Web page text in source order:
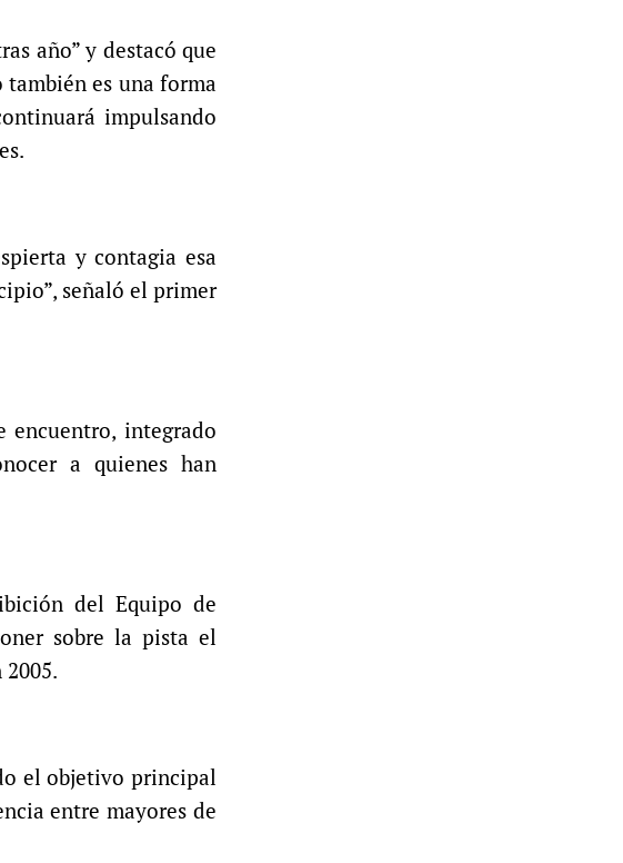
año” y destacó que
es una forma
impulsando
y contagia esa
señaló el primer
encuentro, integrado
a quienes han
del Equipo de
sobre la pista el
el objetivo principal
entre mayores de